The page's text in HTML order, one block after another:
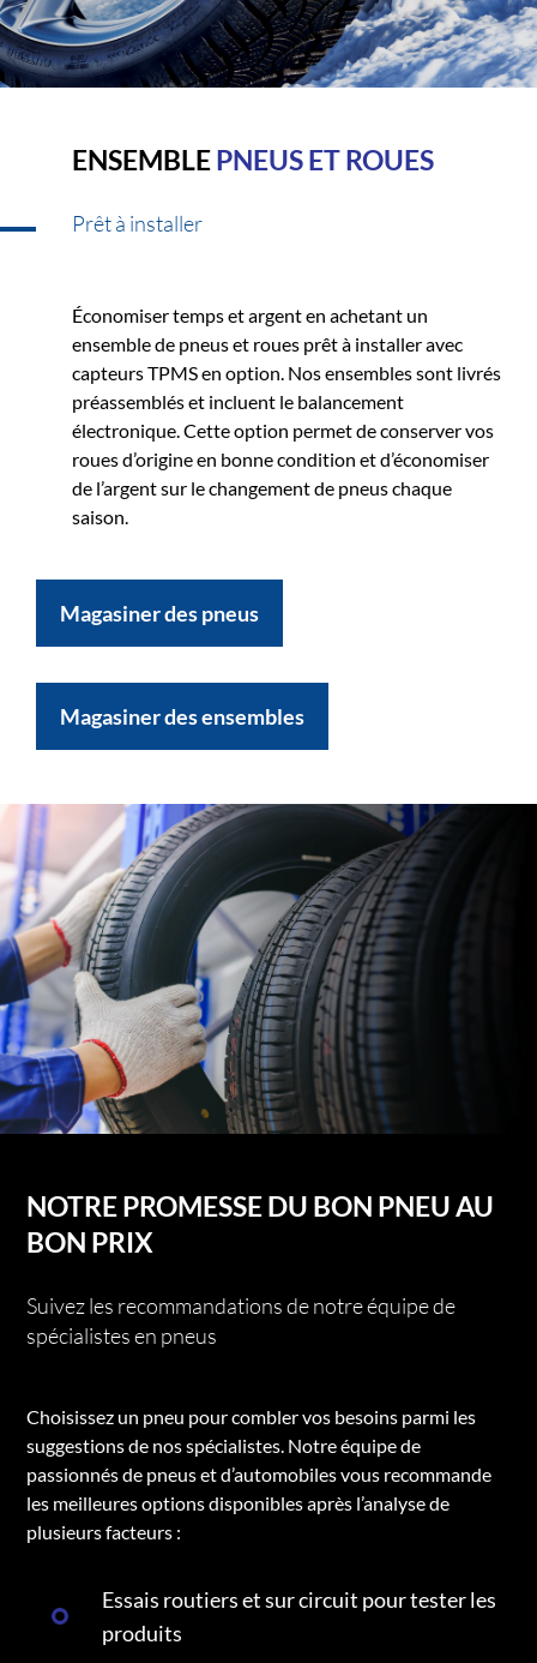
ENSEMBLEPNEUS ET ROUES
Prêt à installer
Économiser temps et argent en achetant un
ensemble de pneus et roues prêt à installer avec
capteurs TPMS en option. Nos ensembles sont livrés
préassemblés et incluent le balancement
électronique. Cette option permet de conserver vos
roues d’origine en bonne condition et d’économiser
de l’argent sur le changement de pneus chaque
saison.
Magasiner des pneus
Magasiner des ensembles
NOTRE PROMESSE DU BON PNEU AU
BON PRIX
Suivez les recommandations de notre équipe de
spécialistes en pneus
Choisissez un pneu pour combler vos besoins parmi les
suggestions de nos spécialistes. Notre équipe de
passionnés de pneus et d’automobiles vous recommande
les meilleures options disponibles après l’analyse de
plusieurs facteurs :
Essais routiers et sur circuit pour tester les
produits